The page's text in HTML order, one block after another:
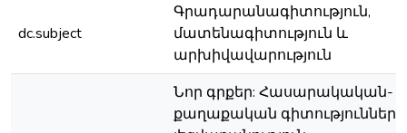
dc.subject
Գրադարանագիտություն,
մատենագիտություն և
արխիվավարություն
Նոր գրքեր: Հասարակական-
քաղաքական գիտություններ,